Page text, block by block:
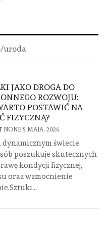
uroda
JAKO DROGA DO
ROZWOJU:
POSTAWIĆ NA
FIZYCZNĄ?
NONE 5 MAJA, 2026
dynamicznym świecie
poszukuje skutecznych
kondycji fizycznej,
oraz wzmocnienie